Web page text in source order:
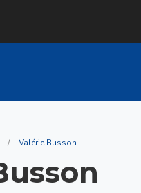
Valérie Busson